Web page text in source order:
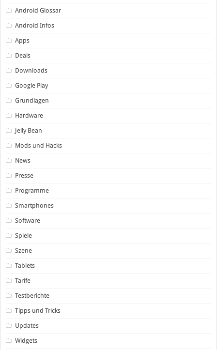
Android Glossar
Android Infos
Apps
Deals
Downloads
Google Play
Grundlagen
Hardware
Jelly Bean
Mods und Hacks
News
Presse
Programme
Smartphones
Software
Spiele
Szene
Tablets
Tarife
Testberichte
Tipps und Tricks
Updates
Widgets